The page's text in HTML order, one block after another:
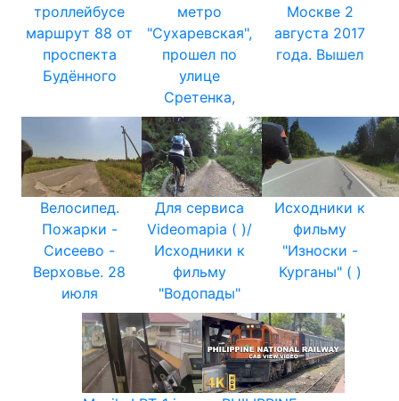
троллейбусе
маршрут 88 от
проспекта
Будённого
метро
"Сухаревская",
прошел по
улице
Сретенка,
Москве 2
августа 2017
года. Вышел
Велосипед.
Пожарки -
Сисеево -
Верховье. 28
июля
Для сервиса
Videomapia ( )/
Исходники к
фильму
"Водопады"
Исходники к
фильму
"Износки -
Курганы" ( )